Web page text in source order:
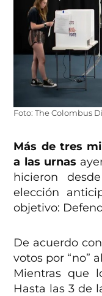
Foto: The Colombus
Más de tres
a las urnas
hicieron
elección
objetivo:
De acuerdo con
votos por “no” al
Mientras que
Hasta las 3 de